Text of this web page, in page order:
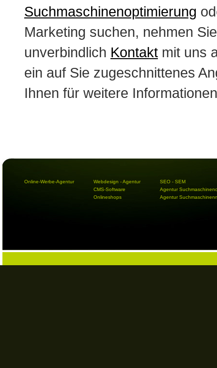
Suchmaschinenoptimierung
Marketing suchen, nehmen
unverbindlich Kontakt mit uns
ein auf Sie zugeschnittenes
Ihnen für weitere
Online-Werbe-Agentur
Webdesign - Agentur
CMS-Software
Onlineshops
SEO - SEM
Agentur
Agentur